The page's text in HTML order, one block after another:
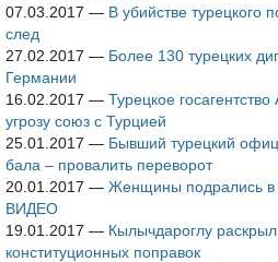
07.03.2017 — В убийстве турецкого
след
27.02.2017 — Более 130 турецких
Германии
16.02.2017 — Турецкое
угрозу союз с Турцией
25.01.2017 — Бывший турецкий
бала – провалить переворот
20.01.2017 — Женщины подрались в
ВИДЕО
19.01.2017 — Кылычдароглу
конституционных поправок